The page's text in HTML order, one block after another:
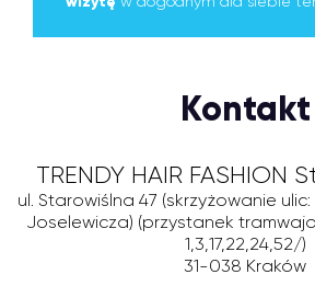
Kontakt
TRENDY HAIR FASHION
ul. Starowiślna 47 (skrzyżowanie
Joselewicza) (przystanek
1,3,17,22,24,52/)
31-038 Kraków